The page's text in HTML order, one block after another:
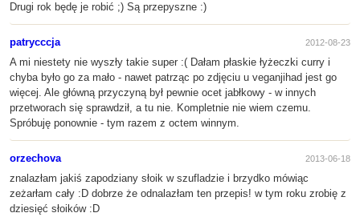
Drugi rok będę je robić ;) Są przepyszne :)
patrycccja 2012-08-23
A mi niestety nie wyszły takie super :( Dałam płaskie łyżeczki curry i
chyba było go za mało - nawet patrząc po zdjęciu u veganjihad jest go
więcej. Ale główną przyczyną był pewnie ocet jabłkowy - w innych
przetworach się sprawdził, a tu nie. Kompletnie nie wiem czemu.
Spróbuję ponownie - tym razem z octem winnym.
orzechova 2013-06-18
znalazłam jakiś zapodziany słoik w szufladzie i brzydko mówiąc
zeżarłam cały :D dobrze że odnalazłam ten przepis! w tym roku zrobię z
dziesięć słoików :D